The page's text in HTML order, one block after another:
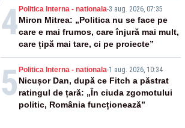
4 Politica Interna - nationala-3 aug. 2026, 07:35
Miron Mitrea: „Politica nu se face pe
care e mai frumos, care înjură mai mult,
care țipă mai tare, ci pe proiecte”
5 Politica Interna - nationala-1 aug. 2026, 10:34
Nicușor Dan, după ce Fitch a păstrat
ratingul de țară: „În ciuda zgomotului
politic, România funcționează”